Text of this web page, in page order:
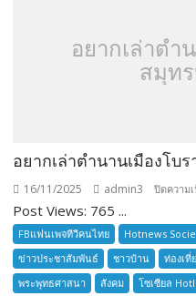
อยากเล่าตำ
สมุท
อยากเล่าตำนานเมืองโบ
16/11/2025 admin3 ปิดความ
Post Views: 765 ...
FBแฟนเพจทีวีคนไทย Hotnews
ข่าวประชาสัมพันธ์
ชาวบ้าน ท่องเที่
พระพุทธศาสนา
สังคม โซเซียล